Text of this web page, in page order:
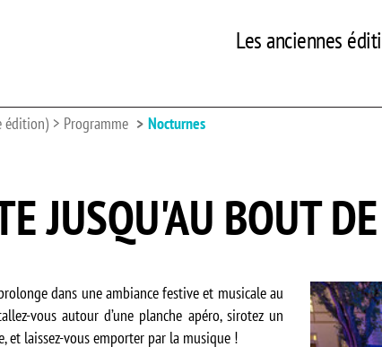
Les anciennes
édition) Programme Nocturnes
JUSQU'AU BOUT
dans une ambiance festive et musicale au
vous autour d’une planche apéro, sirotez un
laissez-vous emporter par la musique !